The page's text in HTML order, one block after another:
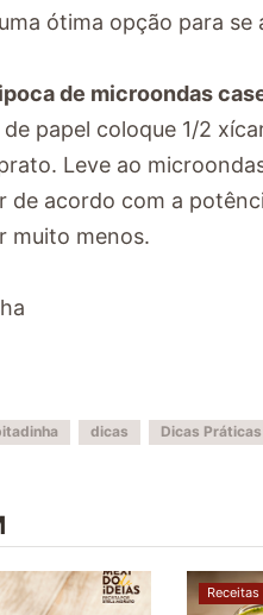
ótima opção para
de microondas
papel coloque 1/2
Leve ao
de acordo com a
muito menos.
dicas Dicas Práticas
Receitas